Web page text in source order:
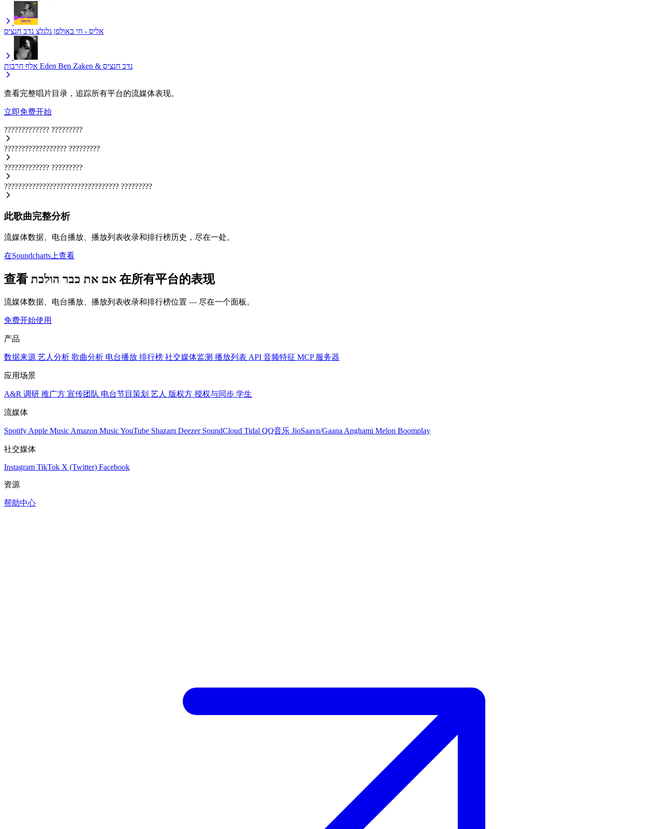
אליס - חי באולפן גלגלצ נדב חנציס
אלף חרבות Eden Ben Zaken & נדב חנציס
查看完整唱片目录，追踪所有平台的流媒体表现。
立即免费开始
????????????? ?????????
?????????????????? ?????????
????????????? ?????????
????????????????????????????????? ?????????
此歌曲完整分析
流媒体数据、电台播放、播放列表收录和排行榜历史，尽在一处。
在Soundcharts上查看
查看 אם את כבר הולכת 在所有平台的表现
流媒体数据、电台播放、播放列表收录和排行榜位置 — 尽在一个面板。
免费开始使用
产品
数据来源 艺人分析 歌曲分析 电台播放 排行榜 社交媒体监测 播放列表 API 音频特征 MCP 服务器
应用场景
A&R 调研 推广方 宣传团队 电台节目策划 艺人 版权方 授权与同步 学生
流媒体
Spotify Apple Music Amazon MusicYouTube Shazam Deezer SoundCloud Tidal QQ音乐 JioSaavn/Gaana Anghami Melon Boomplay
社交媒体
Instagram TikTok X (Twitter) Facebook
资源
帮助中心